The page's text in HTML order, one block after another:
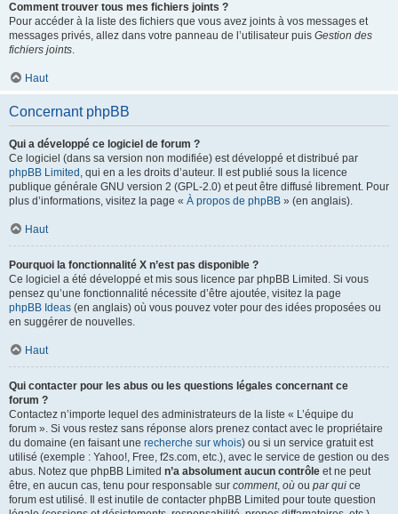
Comment trouver tous mes fichiers joints ?
Pour accéder à la liste des fichiers que vous avez joints à vos messages et
messages privés, allez dans votre panneau de l’utilisateur puis Gestion des
fichiers joints.
Haut
Concernant phpBB
Qui a développé ce logiciel de forum ?
Ce logiciel (dans sa version non modifiée) est développé et distribué par
phpBB Limited , qui en a les droits d’auteur. Il est publié sous la licence
publique générale GNU version 2 (GPL-2.0) et peut être diffusé librement. Pour
plus d’informations, visitez la page « À propos de phpBB » (en anglais).
Haut
Pourquoi la fonctionnalité X n’est pas disponible ?
Ce logiciel a été développé et mis sous licence par phpBB Limited. Si vous
pensez qu’une fonctionnalité nécessite d’être ajoutée, visitez la page
phpBB Ideas (en anglais) où vous pouvez voter pour des idées proposées ou
en suggérer de nouvelles.
Haut
Qui contacter pour les abus ou les questions légales concernant ce
forum ?
Contactez n’importe lequel des administrateurs de la liste « L’équipe du
forum ». Si vous restez sans réponse alors prenez contact avec le propriétaire
du domaine (en faisant une recherche sur whois) ou si un service gratuit est
utilisé (exemple : Yahoo!, Free, f2s.com, etc.), avec le service de gestion ou des
abus. Notez que phpBB Limited n’a absolument aucun contrôle et ne peut
être, en aucun cas, tenu pour responsable sur comment, où ou par qui ce
forum est utilisé. Il est inutile de contacter phpBB Limited pour toute question